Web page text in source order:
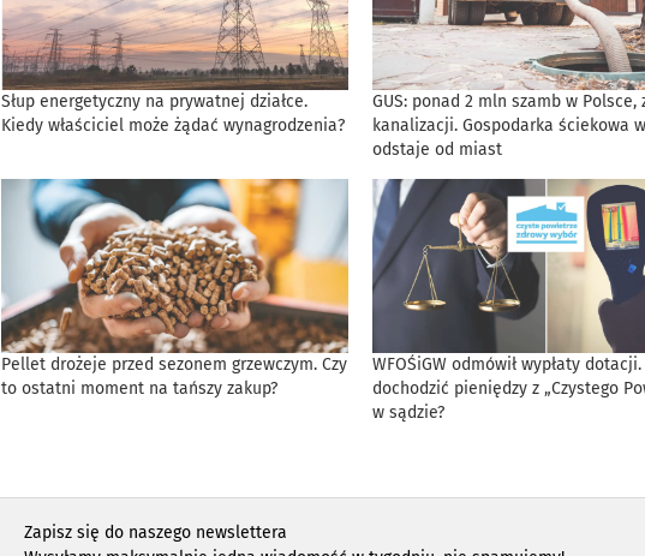
Słup energetyczny na prywatnej działce.
Kiedy właściciel może żądać wynagrodzenia?
GUS: ponad 2 mln szamb w Polsce,
kanalizacji. Gospodarka ściekowa
odstaje od miast
Pellet drożeje przed sezonem grzewczym. Czy
to ostatni moment na tańszy zakup?
WFOŚiGW odmówił wypłaty dotacji.
dochodzić pieniędzy z „Czystego
w sądzie?
Zapisz się do naszego newslettera